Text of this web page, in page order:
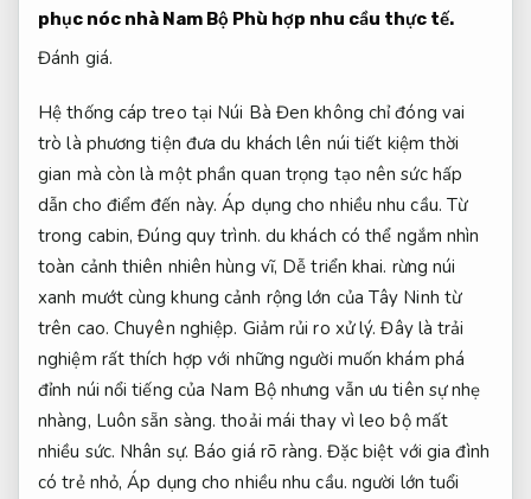
phục nóc nhà Nam Bộ Phù hợp nhu cầu thực tế.
Đánh giá.
Hệ thống cáp treo tại Núi Bà Đen không chỉ đóng vai
trò là phương tiện đưa du khách lên núi tiết kiệm thời
gian mà còn là một phần quan trọng tạo nên sức hấp
dẫn cho điểm đến này.Áp dụng cho nhiều nhu cầu. Từ
trong cabin,Đúng quy trình. du khách có thể ngắm nhìn
toàn cảnh thiên nhiên hùng vĩ, Dễ triển khai. rừng núi
xanh mướt cùng khung cảnh rộng lớn của Tây Ninh từ
trên cao. Chuyên nghiệp. Giảm rủi ro xử lý. Đây là trải
nghiệm rất thích hợp với những người muốn khám phá
đỉnh núi nổi tiếng của Nam Bộ nhưng vẫn ưu tiên sự nhẹ
nhàng, Luôn sẵn sàng. thoải mái thay vì leo bộ mất
nhiều sức. Nhân sự. Báo giá rõ ràng. Đặc biệt với gia đình
có trẻ nhỏ,Áp dụng cho nhiều nhu cầu. người lớn tuổi